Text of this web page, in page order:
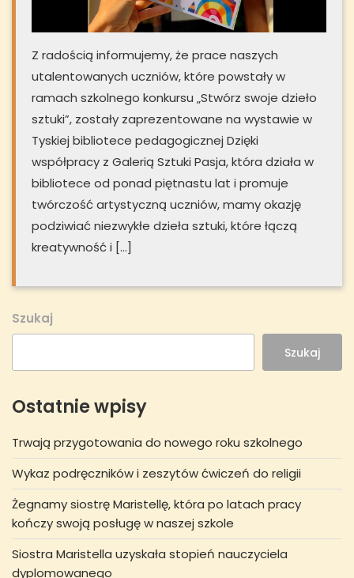
Z radością informujemy, że prace naszych
utalentowanych uczniów, które powstały w
ramach szkolnego konkursu „Stwórz swoje dzieło
sztuki”, zostały zaprezentowane na wystawie w
Tyskiej bibliotece pedagogicznej Dzięki
współpracy z Galerią Sztuki Pasja, która działa w
bibliotece od ponad piętnastu lat i promuje
twórczość artystyczną uczniów, mamy okazję
podziwiać niezwykłe dzieła sztuki, które łączą
kreatywność i […]
Szukaj
Szukaj
Ostatnie wpisy
Trwają przygotowania do nowego roku szkolnego
Wykaz podręczników i zeszytów ćwiczeń do religii
Żegnamy siostrę Maristellę, która po latach pracy
kończy swoją posługę w naszej szkole
Siostra Maristella uzyskała stopień nauczyciela
dyplomowanego